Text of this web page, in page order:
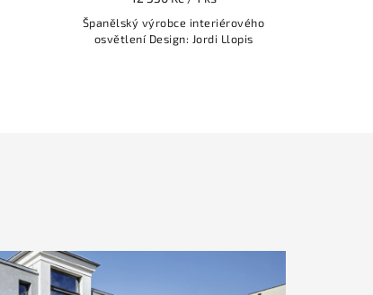
Španělský výrobce interiérového
osvětlení Design: Jordi Llopis